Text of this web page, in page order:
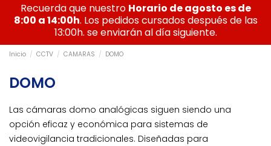
Recuerda que nuestro Horario de agosto es de
8:00 a 14:00h. Los pedidos cursados después de las
13:00h. se enviarán al día siguiente.
Inicio CCTV CAMARAS DOMO
DOMO
Las cámaras domo analógicas siguen siendo una
opción eficaz y económica para sistemas de
videovigilancia tradicionales. Diseñadas para